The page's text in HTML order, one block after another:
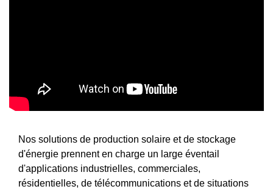
Nos solutions de production solaire et de stockage
d'énergie prennent en charge un large éventail
d'applications industrielles, commerciales,
résidentielles, de télécommunications et de situations